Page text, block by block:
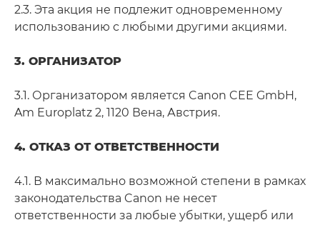
2.3. Эта акция не подлежит одновременному
использованию с любыми другими акциями.
3. ОРГАНИЗАТОР
3.1. Организатором является Canon CEE GmbH,
Am Europlatz 2, 1120 Вена, Австрия.
4. ОТКАЗ ОТ ОТВЕТСТВЕННОСТИ
4.1. В максимально возможной степени в рамках
законодательства Canon не несет
ответственности за любые убытки, ущерб или